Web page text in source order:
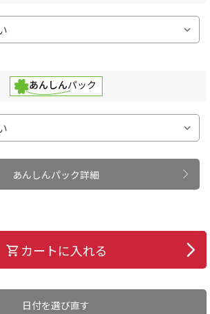
あんしんパック詳細
日付を選び直す
カートに入れる